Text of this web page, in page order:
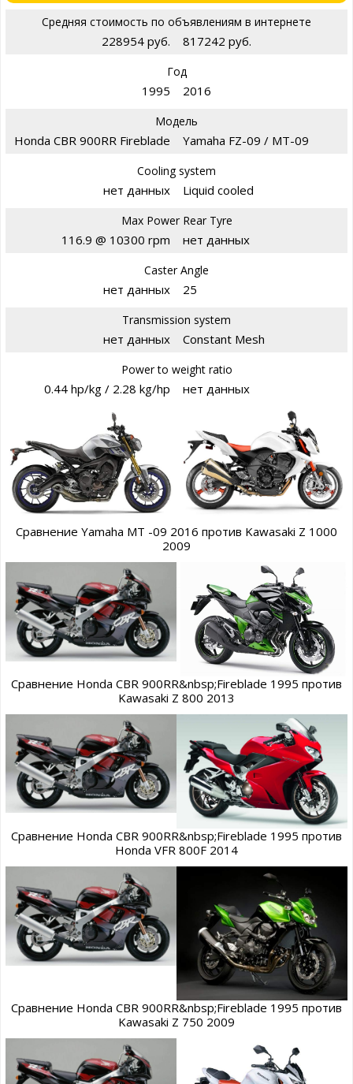
Средняя стоимость по объявлениям в интернете
228954 руб. 817242 руб.
Год
1995 2016
Модель
Honda CBR 900RR Fireblade Yamaha FZ-09 / MT-09
Cooling system
нет данных Liquid cooled
Max Power Rear Tyre
116.9 @ 10300 rpm нет данных
Caster Angle
нет данных 25
Transmission system
нет данных Constant Mesh
Power to weight ratio
0.44 hp/kg / 2.28 kg/hp нет данных
Сравнение Yamaha MT -09 2016 против Kawasaki Z 1000
2009
Сравнение Honda CBR 900RR&nbsp;Fireblade 1995 против
Kawasaki Z 800 2013
Сравнение Honda CBR 900RR&nbsp;Fireblade 1995 против
Honda VFR 800F 2014
Сравнение Honda CBR 900RR&nbsp;Fireblade 1995 против
Kawasaki Z 750 2009